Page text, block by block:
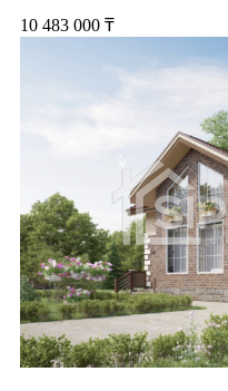
10 483 000 ₸